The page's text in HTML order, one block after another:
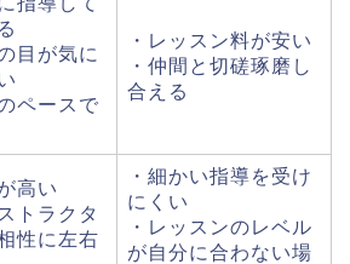
目が気に
ペースで
・レッスン料が安い
・仲間と切磋琢磨し
合える
高い
トラクタ
性に左右
・細かい指導を受け
にくい
・レッスンのレベル
が自分に合わない場